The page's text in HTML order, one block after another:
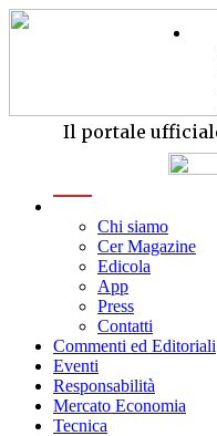
Il portale
Chi siamo
Cer Magazine
Edicola
App
Press
Contatti
Commenti ed Editoriali
Eventi
Responsabilità
Mercato Economia
Tecnica